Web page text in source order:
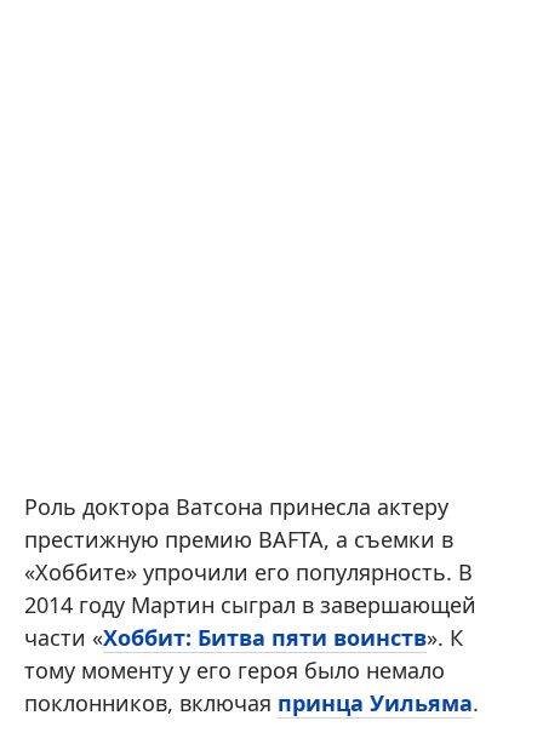
Роль доктора Ватсона принесла актеру
престижную премию BAFTA, а съемки в
«Хоббите» упрочили его популярность. В
2014 году Мартин сыграл в завершающей
части «Хоббит: Битва пяти воинств». К
тому моменту у его героя было немало
поклонников, включая принца Уильяма.